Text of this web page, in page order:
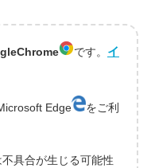
です。 イ
Edge
をご利
具合が生じる可能性